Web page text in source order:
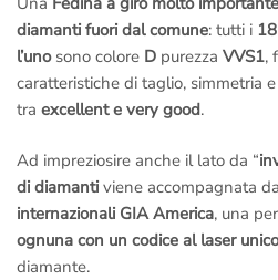
gioiello: siedi di fianco alMaestro
lavoro, lo seguirai passo passo
spiegherà tutto, sarà
materiale fotografico al tuoregalo
unico, inimitabile..
Raggiungerci è facilissimo:
Ci troviamo a pochi passi da
diamanti fuori dal comune: tutti i
l’unosono colore D purezza VVS1,
caratteristiche di taglio, simmetria
tra excellent e very good.
Ad impreziosire anche il lato da “
di diamanti viene accompagnata da
internazionali GIA America, una
ognuna con un codice al laser unico
diamante.